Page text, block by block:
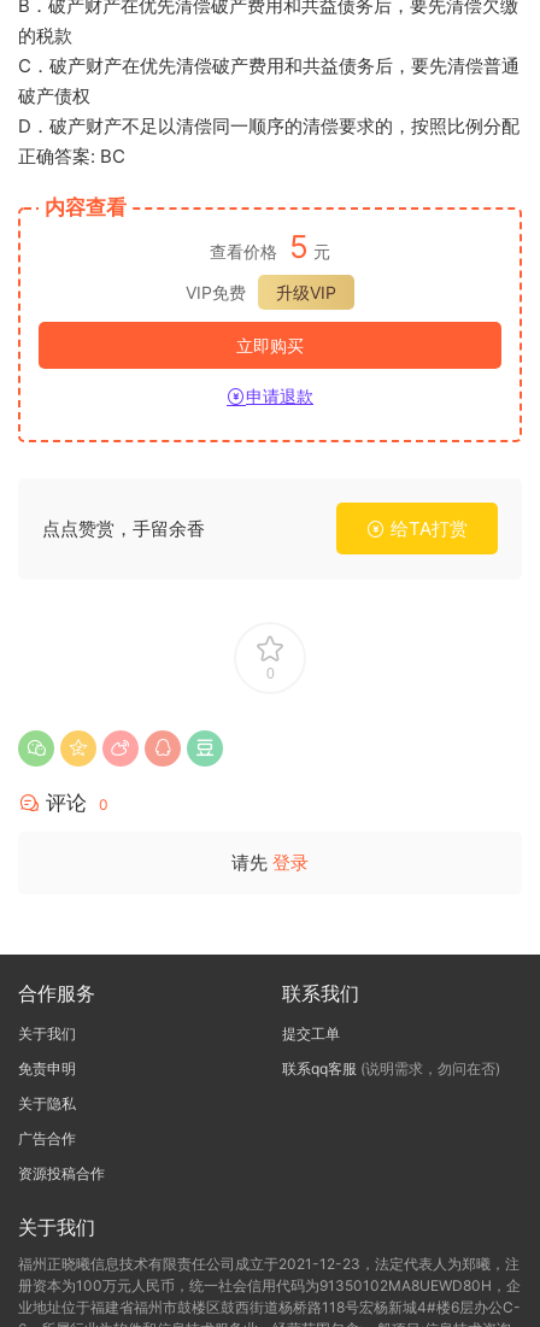
B．破产财产在优先清偿破产费用和共益债务后，要先清偿欠缴
的税款
C．破产财产在优先清偿破产费用和共益债务后，要先清偿普通
破产债权
D．破产财产不足以清偿同一顺序的清偿要求的，按照比例分配
正确答案: BC
内容查看
查看价格 5 元
VIP免费
升级VIP
立即购买
申请退款
点点赞赏，手留余香 给TA打赏
0
评论 0
请先 登录
合作服务
关于我们
免责申明
关于隐私
广告合作
资源投稿合作
联系我们
提交工单
联系qq客服 (说明需求，勿问在否)
关于我们
福州正晓曦信息技术有限责任公司成立于2021-12-23，法定代表人为郑曦，注
册资本为100万元人民币，统一社会信用代码为91350102MA8UEWD80H，企
业地址位于福建省福州市鼓楼区鼓西街道杨桥路118号宏杨新城4#楼6层办公C-